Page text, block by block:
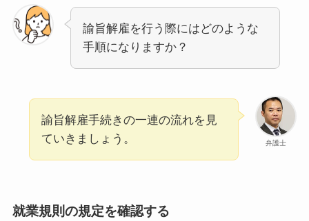
諭旨解雇を行う際にはどのような
手順になりますか？
弁護士
諭旨解雇手続きの一連の流れを見
ていきましょう。
就業規則の規定を確認する